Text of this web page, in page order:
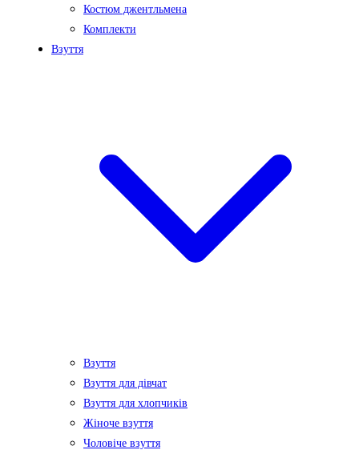
Костюм джентльмена
Комплекти
Взуття
Взуття
Взуття для дівчат
Взуття для хлопчиків
Жіноче взуття
Чоловіче взуття